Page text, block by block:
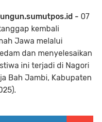
- 07
kembali
Jawa melalui
dan menyelesaikan
ini terjadi di Nagori
Bah Jambi, Kabupaten